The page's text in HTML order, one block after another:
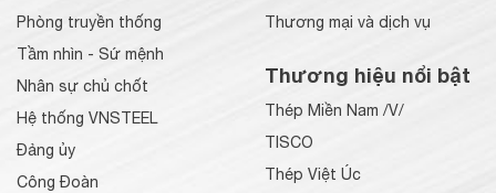
Phòng truyền thống
Tầm nhìn - Sứ mệnh
Nhân sự chủ chốt
Hệ thống VNSTEEL
Đảng ủy
Công Đoàn
Thương mại và dịch vụ
Thương hiệu nổi bật
Thép Miền Nam /V/
TISCO
Thép Việt Úc